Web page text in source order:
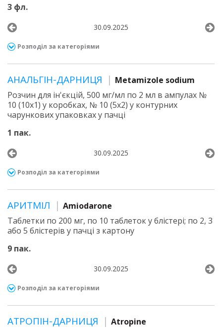
3 фл.
30.09.2025
Розподіл за категоріями
АНАЛЬГІН-ДАРНИЦЯ
Metamizole sodium
Розчин для ін'єкцій, 500 мг/мл по 2 мл в ампулах №
10 (10х1) у коробках, № 10 (5х2) у контурних
чарункових упаковках у пачці
1 пак.
30.09.2025
Розподіл за категоріями
АРИТМІЛ
Amiodarone
Таблетки по 200 мг, по 10 таблеток у блістері; по 2, 3
або 5 блістерів у пачці з картону
9 пак.
30.09.2025
Розподіл за категоріями
АТРОПІН-ДАРНИЦЯ
Atropine